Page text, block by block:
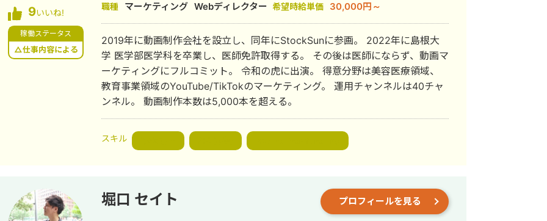
9いいね!
稼働ステータス
△仕事内容による
職種 マーケティング Webディレクター 希望時給単価 30,000円～
2019年に動画制作会社を設立し、同年にStockSunに参画。 2022年に島根大
学 医学部医学科を卒業し、医師免許取得する。 その後は医師にならず、動画マ
ーケティングにフルコミット。 令和の虎に出演。 得意分野は美容医療領域、
教育事業領域のYouTube/TikTokのマーケティング。 運用チャンネルは40チャ
ンネル。 動画制作本数は5,000本を超える。
スキル
堀口 セイト プロフィールを見る